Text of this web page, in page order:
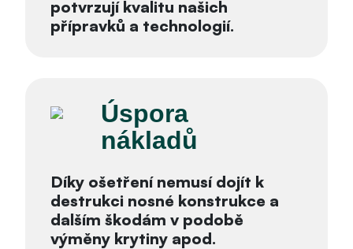
potvrzují kvalitu našich
přípravků a technologií.
Úspora
nákladů
Díky ošetření nemusí dojít k
destrukci nosné konstrukce a
dalším škodám v podobě
výměny krytiny apod.